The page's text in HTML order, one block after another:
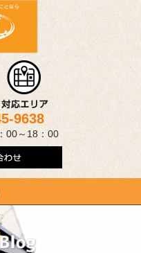
9638
00～18：00